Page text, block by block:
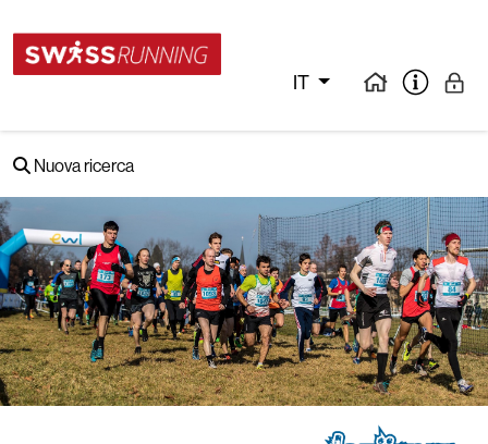
IT
Nuova ricerca